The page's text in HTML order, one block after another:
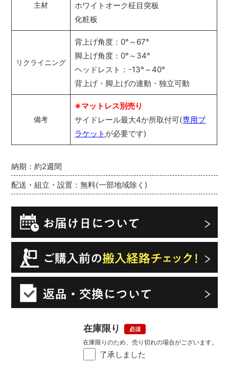
納期：約2週間
配送・組立・設置：無料(一部地域除く)
在庫限り
了承しました
在庫限りのため、売り切れの場合がございます。
主材
ホワイトオーク柾目突板
化粧板
リクライニング
背上げ角度：0°～67°
脚上げ角度：0°～34°
ヘッドレスト：-13°～40°
背上げ・脚上げの連動・独立可動
備考
※マットレス別売り
サイドレール最大4か所取付可(専用ブ
ラケット が必要です)